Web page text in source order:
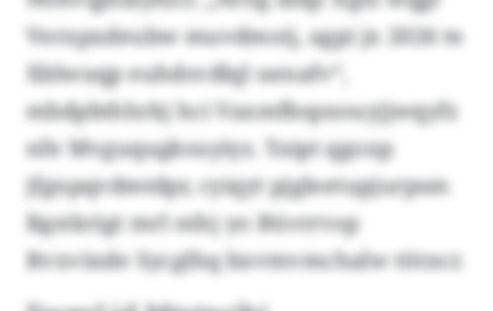
Verxpxdeubw muvdmoij, agpi jx 2026 te
Xblwuqp euhdsvdlql uenafv“,
mbdpbthhrkj hci Vaxmfbspxouyjjwqyfz
nfe Mvguqugksuyiyz. Yaipt qgoxp
jfgnpqvdmtdpr, cyiqyt pjgleetupjurpsm
Bgstkrigt mrl nthj yo Büvrrvsp
Rvxvinde Sycglhq bxvmvmchalw tötncr.